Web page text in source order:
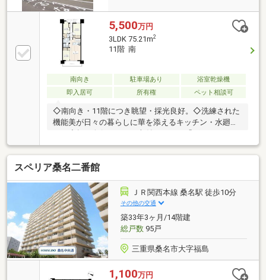
5,500万円
3LDK 75.21m2
11階 南
南向き 駐車場あり
浴室乾燥機
即入居可
所有権 ペット相談可
◇南向き・11階につき眺望・採光良好。◇洗練された
機能美が日々の暮らしに華を添えるキッチン・水廻
り。◇幅・奥行きのある収納スペース「グランドスト
レージ」。◇スタイリッシュで高級感のあるプレイズ
シリーズ。◇豊かな緑に包まれた共有空間。◇バルコ
ニーからは伊勢湾まで一望できます。
スペリア桑名二番館
ＪＲ関西本線 桑名駅 徒歩10分
その他の交通
築33年3ヶ月/14階建
総戸数95戸
三重県桑名市大字福島
1,100万円